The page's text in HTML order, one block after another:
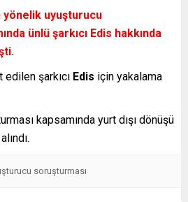
yönelik uyuşturucu
ünlü şarkıcı Edis hakkında
edilen şarkıcı Edis için yakalama
kapsamında yurt dışı dönüşü
soruşturması